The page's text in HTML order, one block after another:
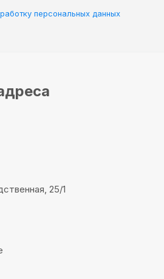
персональных данных
25/1